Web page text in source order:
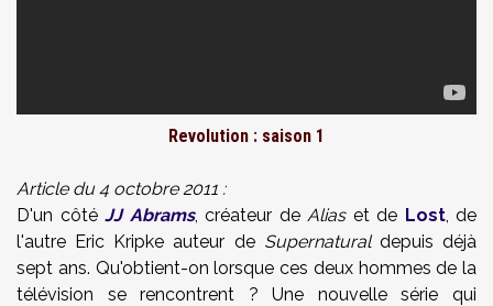
Revolution : saison 1
Article du 4 octobre 2011 :
D'un côté JJ Abrams, créateur deAlias et de Lost, de
l'autre Eric Kripke auteur de Supernaturaldepuis déjà
sept ans. Qu'obtient-on lorsque ces deux hommes de la
télévision se rencontrent ? Une nouvelle série qui